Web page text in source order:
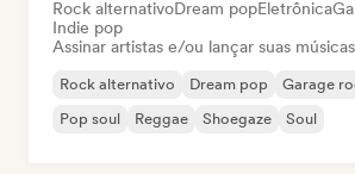
Rock alternativoDream popEletrônica
Indie pop
Assinar artistas e/ou lançar suas músicas
Rock alternativo Dream pop Garage
Pop soul
Reggae Shoegaze Soul